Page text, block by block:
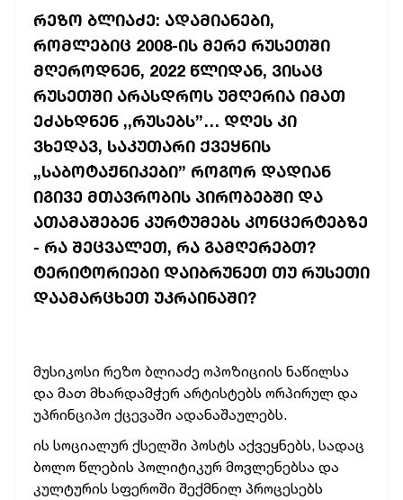
ᲠᲔᲖᲝ ᲑᲚᲘᲐᲫᲔ: ᲐᲓᲐᲛᲘᲐᲜᲔᲑᲘ,
ᲠᲝᲛᲚᲔᲑᲘᲪ 2008-ᲘᲡ ᲛᲔᲠᲔ ᲠᲣᲡᲔᲗᲨᲘ
ᲛᲦᲔᲠᲝᲓᲜᲔᲜ, 2022 ᲬᲚᲘᲓᲐᲜ, ᲕᲘᲡᲐᲪ
ᲠᲣᲡᲔᲗᲨᲘ ᲐᲠᲐᲡᲓᲠᲝᲡ ᲣᲛᲦᲔᲠᲘᲐ ᲘᲛᲐᲗ
ᲔᲫᲐᲮᲓᲜᲔᲜ ,,ᲠᲣᲡᲔᲑᲡ”… ᲓᲦᲔᲡ ᲙᲘ
ᲕᲮᲔᲓᲐᲕ, ᲡᲐᲙᲣᲗᲐᲠᲘ ᲥᲕᲔᲧᲜᲘᲡ
„ᲡᲐᲑᲝᲢᲐᲟᲜᲘᲙᲔᲑᲘ” ᲠᲝᲒᲝᲠ ᲓᲐᲓᲘᲐᲜ
ᲘᲒᲘᲕᲔ ᲛᲗᲐᲕᲠᲝᲑᲘᲡ ᲞᲘᲠᲝᲑᲔᲑᲨᲘ ᲓᲐ
ᲐᲗᲐᲛᲐᲨᲔᲑᲔᲜ ᲙᲣᲠᲢᲣᲛᲔᲑᲡ ᲙᲝᲜᲪᲔᲠᲢᲔᲑᲖᲔ
- ᲠᲐ ᲨᲔᲪᲕᲐᲚᲔᲗ, ᲠᲐ ᲒᲐᲛᲦᲔᲠᲔᲑᲗ?
ᲢᲔᲠᲘᲢᲝᲠᲘᲔᲑᲘ ᲓᲐᲘᲑᲠᲣᲜᲔᲗ ᲗᲣ ᲠᲣᲡᲔᲗᲘ
ᲓᲐᲐᲛᲐᲠᲪᲮᲔᲗ ᲣᲙᲠᲐᲘᲜᲐᲨᲘ?
მუსიკოსი რეზო ბლიაძე ოპოზიციის ნაწილსა
და მათ მხარდამჭერ არტისტებს ორპირულ და
უპრინციპო ქცევაში ადანაშაულებს.
ის სოციალურ ქსელში პოსტს აქვეყნებს, სადაც
ბოლო წლების პოლიტიკურ მოვლენებსა და
კულტურის სფეროში შექმნილ პროცესებს